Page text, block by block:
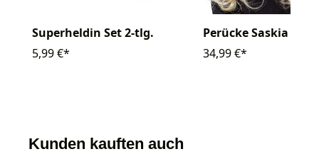
Superheldin Set 2-tlg.
5,99 €*
Perücke Saskia
34,99 €*
Kunden kauften auch